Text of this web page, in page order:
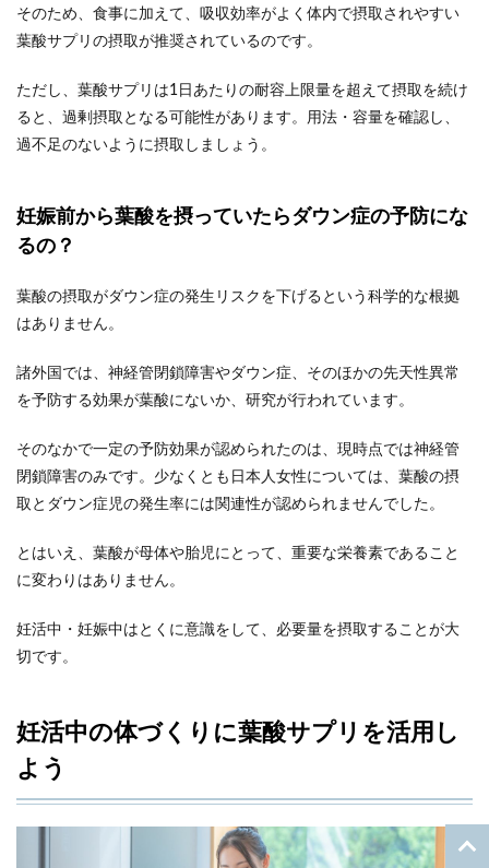
そのため、食事に加えて、吸収効率がよく体内で摂取されやすい
葉酸サプリの摂取が推奨されているのです。
ただし、葉酸サプリは1日あたりの耐容上限量を超えて摂取を続け
ると、過剰摂取となる可能性があります。用法・容量を確認し、
過不足のないように摂取しましょう。
妊娠前から葉酸を摂っていたらダウン症の予防にな
るの？
葉酸の摂取がダウン症の発生リスクを下げるという科学的な根拠
はありません。
諸外国では、神経管閉鎖障害やダウン症、そのほかの先天性異常
を予防する効果が葉酸にないか、研究が行われています。
そのなかで一定の予防効果が認められたのは、現時点では神経管
閉鎖障害のみです。少なくとも日本人女性については、葉酸の摂
取とダウン症児の発生率には関連性が認められませんでした。
とはいえ、葉酸が母体や胎児にとって、重要な栄養素であること
に変わりはありません。
妊活中・妊娠中はとくに意識をして、必要量を摂取することが大
切です。
妊活中の体づくりに葉酸サプリを活用し
よう